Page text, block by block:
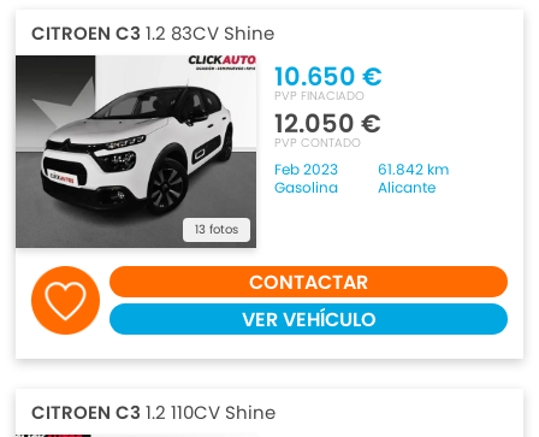
CITROEN C3 1.2 83CV Shine
13 fotos
10.650 €
PVP FINACIADO
12.050 €
PVP CONTADO
Feb 2023
61.842 km
Gasolina
Alicante
CONTACTAR
VER VEHÍCULO
CITROEN C3 1.2 110CV Shine